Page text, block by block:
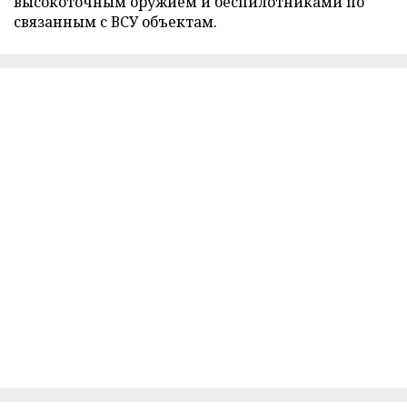
связанным с ВСУ объектам.